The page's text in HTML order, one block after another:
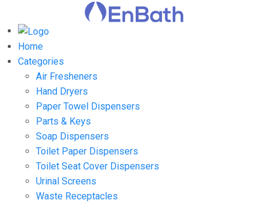
Home
Categories
Air Fresheners
Hand Dryers
Paper Towel Dispensers
Parts & Keys
Soap Dispensers
Toilet Paper Dispensers
Toilet Seat Cover Dispensers
Urinal Screens
Waste Receptacles